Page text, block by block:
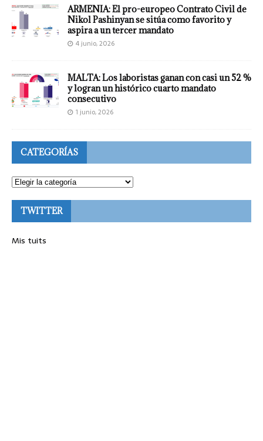
ARMENIA: El pro-europeo Contrato Civil de
Nikol Pashinyan se sitúa como favorito y
aspira a un tercer mandato
4 junio, 2026
MALTA: Los laboristas ganan con casi un 52 %
y logran un histórico cuarto mandato
consecutivo
1 junio, 2026
CATEGORÍAS
TWITTER
Mis tuits